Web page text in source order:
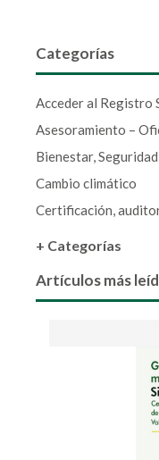
Categorías
Acceder al Registro
Asesoramiento –
Bienestar,
Cambio climático
Certificación,
+ Categorías
Artículos más